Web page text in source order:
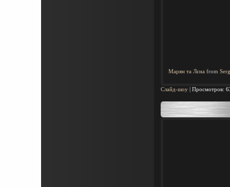
Марян та Лєна from
Слайд-шоу | Просмотров: